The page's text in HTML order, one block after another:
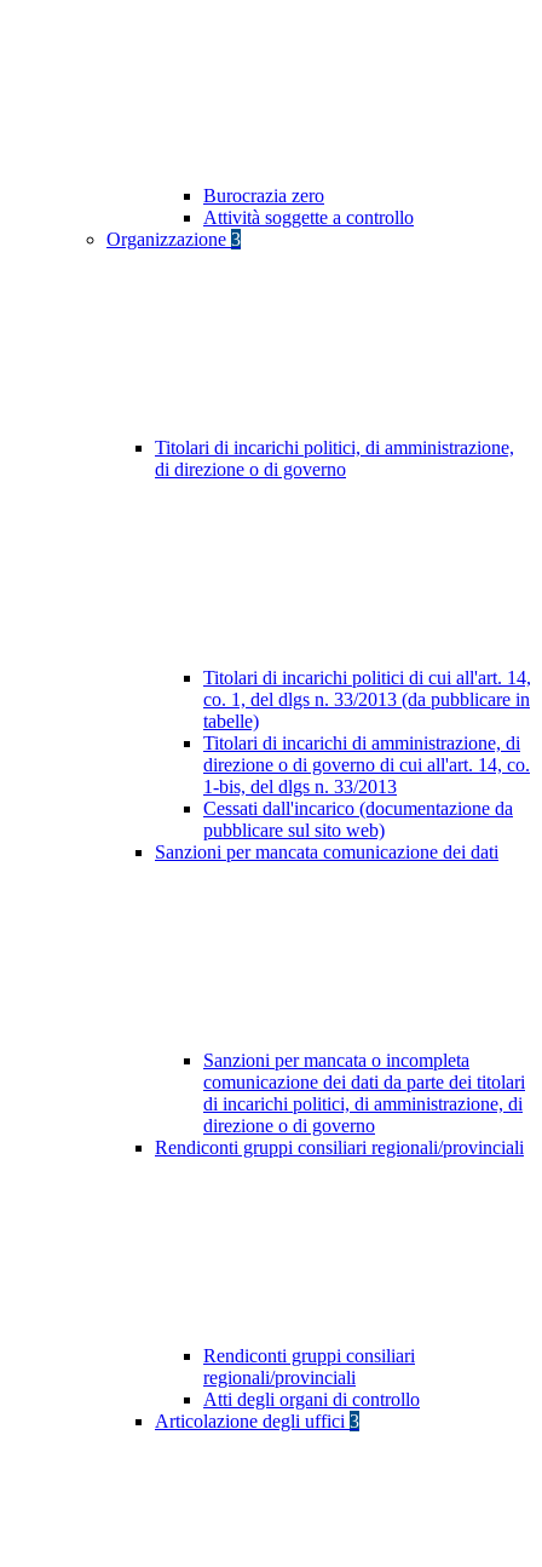
Burocrazia zero
Attività soggette a controllo
Organizzazione 3
Titolari di incarichi politici, di amministrazione,
di direzione o di governo
Titolari di incarichi politici di cui all'art. 14,
co. 1, del dlgs n. 33/2013 (da pubblicare in
tabelle)
Titolari di incarichi di amministrazione, di
direzione o di governo di cui all'art. 14, co.
1-bis, del dlgs n. 33/2013
Cessati dall'incarico (documentazione da
pubblicare sul sito web)
Sanzioni per mancata comunicazione dei dati
Sanzioni per mancata o incompleta
comunicazione dei dati da parte dei titolari
di incarichi politici, di amministrazione, di
direzione o di governo
Rendiconti gruppi consiliari regionali/provinciali
Rendiconti gruppi consiliari
regionali/provinciali
Atti degli organi di controllo
Articolazione degli uffici 3